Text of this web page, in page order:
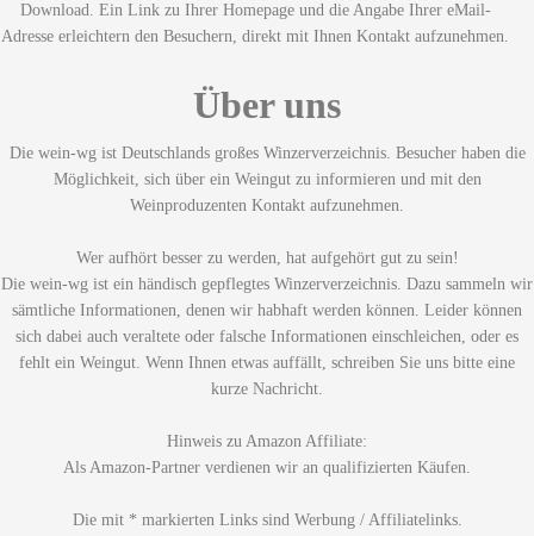
Download. Ein Link zu Ihrer Homepage und die Angabe Ihrer eMail-
Adresse erleichtern den Besuchern, direkt mit Ihnen Kontakt aufzunehmen.
Über uns
Die wein-wg ist Deutschlands großes Winzerverzeichnis. Besucher haben die
Möglichkeit, sich über ein Weingut zu informieren und mit den
Weinproduzenten Kontakt aufzunehmen.
Wer aufhört besser zu werden, hat aufgehört gut zu sein!
Die wein-wg ist ein händisch gepflegtes Winzerverzeichnis. Dazu sammeln wir
sämtliche Informationen, denen wir habhaft werden können. Leider können
sich dabei auch veraltete oder falsche Informationen einschleichen, oder es
fehlt ein Weingut. Wenn Ihnen etwas auffällt, schreiben Sie uns bitte eine
kurze Nachricht.
Hinweis zu Amazon Affiliate:
Als Amazon-Partner verdienen wir an qualifizierten Käufen.
Die mit * markierten Links sind Werbung / Affiliatelinks.